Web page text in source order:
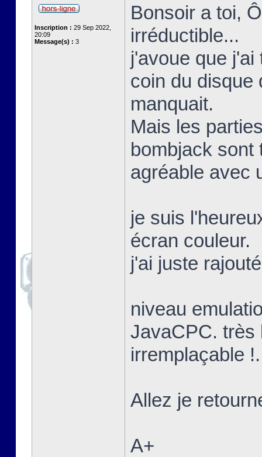
Inscription : 29 Sep 2022,
20:09
Message(s) : 3
Bonsoir a toi,
irréductible...
j'avoue que
coin du disque
manquait.
Mais les
bombjack sont
agréable avec
je suis
écran couleur.
j'ai juste
niveau
JavaCPC. très
irremplaçable !.
Allez je
A+